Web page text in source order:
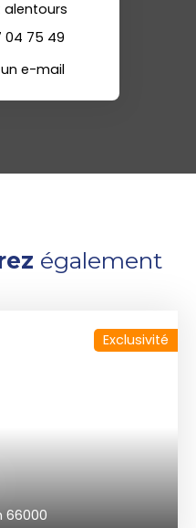
alentours
04 75 49
e-mail
également
66000
Exclusivité